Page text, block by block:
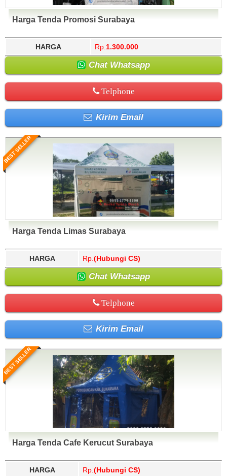
Harga Tenda Promosi Surabaya
HARGA Rp. 1.300.000
Chat Whatsapp
Telphone
Kirim Email
BEST SELLER
Harga Tenda Limas Surabaya
HARGA Rp. (Hubungi CS)
Chat Whatsapp
Telphone
Kirim Email
BEST SELLER
Harga Tenda Cafe Kerucut Surabaya
HARGA Rp. (Hubungi CS)